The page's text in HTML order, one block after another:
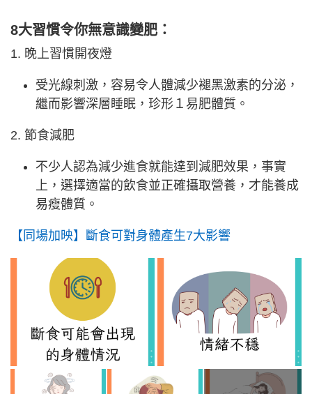
8大習慣令你無意識變肥：
1. 晚上習慣開夜燈
受光線刺激，容易令人體減少褪黑激素的分泌，
繼而影響深層睡眠，珍形１易肥體質。
2. 節食減肥
不少人認為減少進食就能達到減肥效果，事實
上，選擇適當的飲食並正確攝取營養，才能養成
易瘦體質。
【同場加映】斷食可對身體產生7大影響